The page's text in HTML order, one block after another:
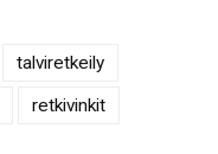
talviretkeily
retkivinkit